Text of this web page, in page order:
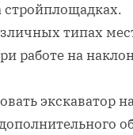
стройплощадках.
типах
работе на
экскаватор